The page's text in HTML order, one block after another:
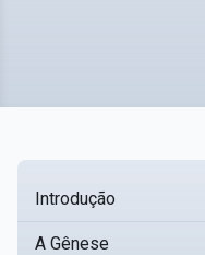
Introdução
A Gênese